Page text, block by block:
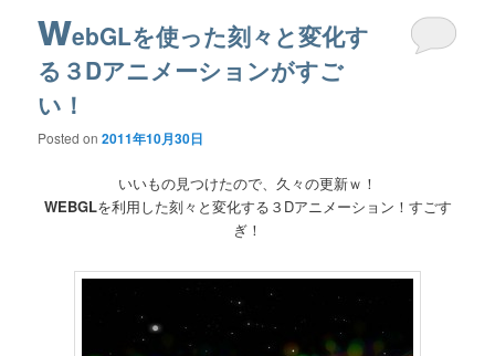
webGLを使った刻々と変化す
る３Dアニメーションがすご
い！
Posted on2011年10月30日
いいもの見つけたので、久々の更新ｗ！
WEBGLを利用した刻々と変化する３Dアニメーション！すごす
ぎ！